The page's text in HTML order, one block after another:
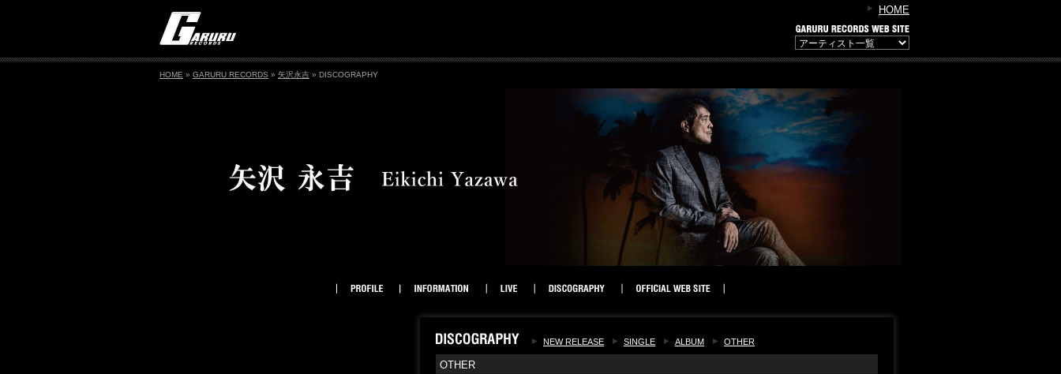
HOME
HOME » GARURU RECORDS » 矢沢永吉 » DISCOGRAPHY
NEW RELEASE SINGLE ALBUM OTHER
OTHER